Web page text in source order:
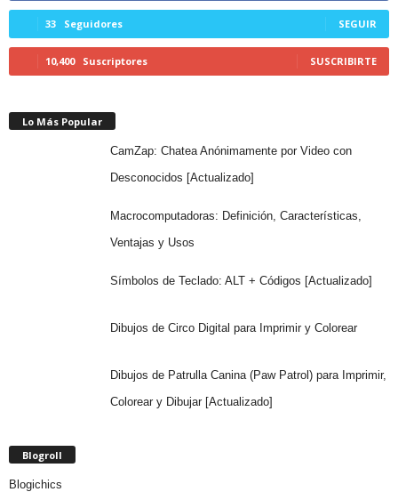
33 Seguidores SEGUIR
10,400 Suscriptores SUSCRIBIRTE
Lo Más Popular
CamZap: Chatea Anónimamente por Video con
Desconocidos [Actualizado]
Macrocomputadoras: Definición, Características,
Ventajas y Usos
Símbolos de Teclado: ALT + Códigos [Actualizado]
Dibujos de Circo Digital para Imprimir y Colorear
Dibujos de Patrulla Canina (Paw Patrol) para Imprimir,
Colorear y Dibujar [Actualizado]
Blogroll
Blogichics